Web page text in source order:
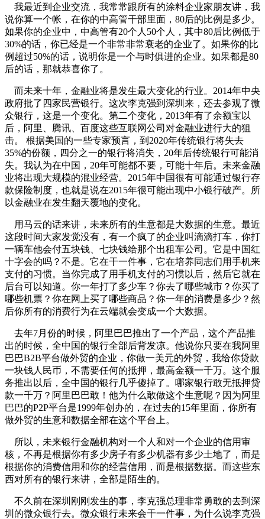
我最近到企业交流，我常常跟所有的涂料企业家朋友讲，我
说你算一个帐，在你的中高管干部里面，80后的比例是多少。
如果你的企业中，中高管有20个人50个人，其中80后比例低于
30%的话，你已经是一个非常非常衰老的企业了。如果你的比
例超过50%的话，说明你是一个与时俱进的企业。如果都是80
后的话，那就恭喜你了。
而未来十年，金融业将是发生最大变化的行业。2014年中央
政府批了四家民营银行。这次李克强到深圳来，还去参观了微
众银行，这是一个变化。第二个变化，2013年有了余额宝以
后，阿里、腾讯、百度这些互联网公司对金融业进行大的狙
击。 根据美国的一些专家预言，到2020年传统银行将失去
35%的份额，四分之一的银行将消失，20年后传统银行可能消
失。我认为在中国，20年可能都不要，可能十年后。未来金融
业将出现大规模的混业经营。2015年中国很有可能通过银行存
款保险制度，也就是说在2015年很可能出现中小银行破产。所
以金融业在发生翻天覆地的变化。
用马云的话来讲，未来所有的生意都是大数据的生意。最近
这段时间大家发觉没有，有一个疯了的企业叫滴滴打车，你打
一辆车他会付五块钱、七块钱给那个出租车公司。它是中国红
十字会的吗？不是。它在干一件事，它在培养同志们用手机来
支付的习惯。当你完成了用手机支付的习惯以后，然后它就在
后台可以知道。你一年打了多少车？你去了哪些城市？你买了
哪些机票？你在网上买了哪些商品？你一年的消费是多少？然
后你所有的消费行为在云端就会变成一个大数据。
去年7月份的时候，阿里巴巴推出了一个产品，这个产品推
出的时候，全中国的银行全部后背发凉。他说你只要在我阿里
巴巴B2B平台做外贸的企业，你做一美元的外贸，我给你贷款
一块钱人民币，不需要任何的抵押，最高金额一千万。这个服
务推出以后，全中国的银行几乎傻掉了。哪家银行敢无抵押贷
款一千万？阿里巴巴敢！他为什么敢做这个生意呢？因为阿里
巴巴的P2P平台是1999年创办的，在过去的15年里面，你所有
做外贸的生意和数据全部在这个平台上。
所以，未来银行金融机构对一个人和对一个企业的信用审
核，不再是根据你有多少房子有多少机器有多少土地了，而是
根据你的消费信用和你的经营信用，而是根据数据。而这些东
西对所有的银行来讲，全部是陌生的。
不久前在深圳刚刚发生的事，李克强总理非常勇敢的去到深
圳的微众银行去。微众银行未来会干一件事，为什么说李克强